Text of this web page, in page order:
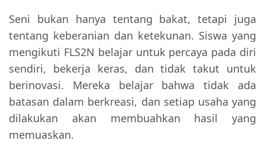
Seni bukan hanya tentang bakat, tetapi juga
tentang keberanian dan ketekunan. Siswa yang
mengikuti FLS2N belajar untuk percaya pada diri
sendiri, bekerja keras, dan tidak takut untuk
berinovasi. Mereka belajar bahwa tidak ada
batasan dalam berkreasi, dan setiap usaha yang
dilakukan akan membuahkan hasil yang
memuaskan.